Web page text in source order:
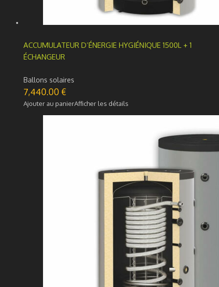
ACCUMULATEUR D’ÉNERGIE HYGIÉNIQUE 1500L + 1
ÉCHANGEUR
Ballons solaires
7,440.00 €
Ajouter au panierAfficher les détails